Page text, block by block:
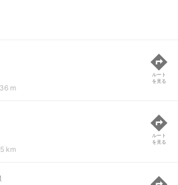
m
ルート
を見る
km
ルート
を見る